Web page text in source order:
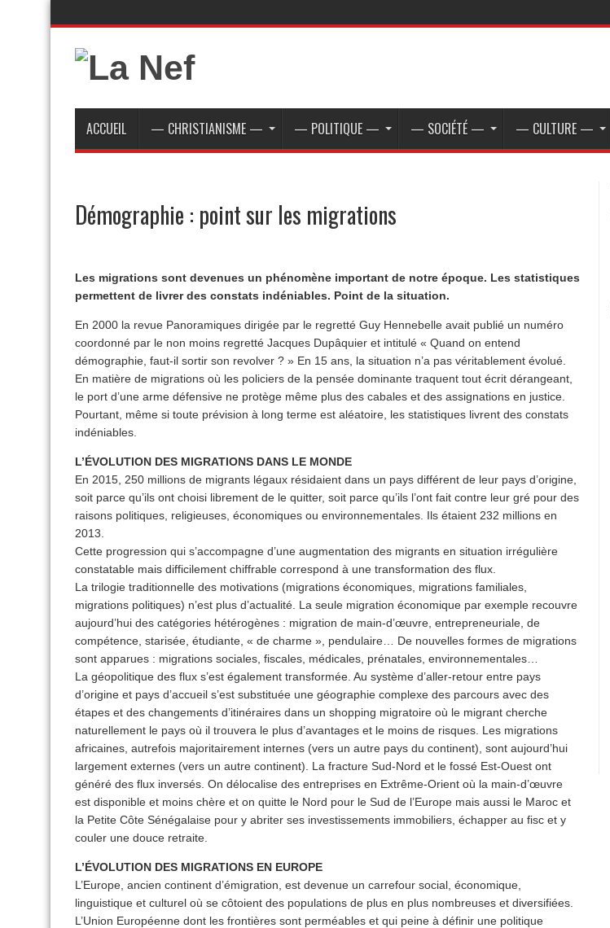
ACCUEIL — CHRISTIANISME — — POLITIQUE — — SOCIÉTÉ — — CULTURE —
Démographie : point sur les migrations
Les migrations sont devenues un phénomène important de notre époque. Les statistiques
permettent de livrer des constats indéniables. Point de la situation.
En 2000 la revue Panoramiques dirigée par le regretté Guy Hennebelle avait publié un numéro
coordonné par le non moins regretté Jacques Dupâquier et intitulé « Quand on entend
démographie, faut-il sortir son revolver ? » En 15 ans, la situation n’a pas véritablement évolué.
En matière de migrations où les policiers de la pensée dominante traquent tout écrit dérangeant,
le port d’une arme défensive ne protège même plus des cabales et des assignations en justice.
Pourtant, même si toute prévision à long terme est aléatoire, les statistiques livrent des constats
indéniables.
L’ÉVOLUTION DES MIGRATIONS DANS LE MONDE
En 2015, 250 millions de migrants légaux résidaient dans un pays différent de leur pays d’origine,
soit parce qu’ils ont choisi librement de le quitter, soit parce qu’ils l’ont fait contre leur gré pour des
raisons politiques, religieuses, économiques ou environnementales. Ils étaient 232 millions en
2013.
Cette progression qui s’accompagne d’une augmentation des migrants en situation irrégulière
constatable mais difficilement chiffrable correspond à une transformation des flux.
La trilogie traditionnelle des motivations (migrations économiques, migrations familiales,
migrations politiques) n’est plus d’actualité. La seule migration économique par exemple recouvre
aujourd’hui des catégories hétérogènes : migration de main-d’œuvre, entrepreneuriale, de
compétence, starisée, étudiante, « de charme », pendulaire… De nouvelles formes de migrations
sont apparues : migrations sociales, fiscales, médicales, prénatales, environnementales…
La géopolitique des flux s’est également transformée. Au système d’aller-retour entre pays
d’origine et pays d’accueil s’est substituée une géographie complexe des parcours avec des
étapes et des changements d’itinéraires dans un shopping migratoire où le migrant cherche
naturellement le pays où il trouvera le plus d’avantages et le moins de risques. Les migrations
africaines, autrefois majoritairement internes (vers un autre pays du continent), sont aujourd’hui
largement externes (vers un autre continent). La fracture Sud-Nord et le fossé Est-Ouest ont
généré des flux inversés. On délocalise des entreprises en Extrême-Orient où la main-d’œuvre
est disponible et moins chère et on quitte le Nord pour le Sud de l’Europe mais aussi le Maroc et
la Petite Côte Sénégalaise pour y abriter ses investissements immobiliers, échapper au fisc et y
couler une douce retraite.
L’ÉVOLUTION DES MIGRATIONS EN EUROPE
L’Europe, ancien continent d’émigration, est devenue un carrefour social, économique,
linguistique et culturel où se côtoient des populations de plus en plus nombreuses et diversifiées.
L’Union Européenne dont les frontières sont perméables et qui peine à définir une politique